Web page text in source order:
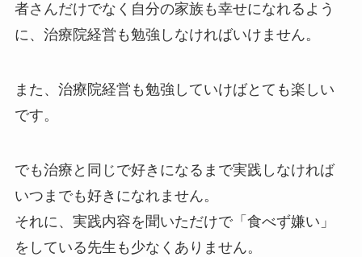
者さんだけでなく自分の家族も幸せになれるよう
に、治療院経営も勉強しなければいけません。
また、治療院経営も勉強していけばとても楽しい
です。
でも治療と同じで好きになるまで実践しなければ
いつまでも好きになれません。
それに、実践内容を聞いただけで「食べず嫌い」
をしている先生も少なくありません。